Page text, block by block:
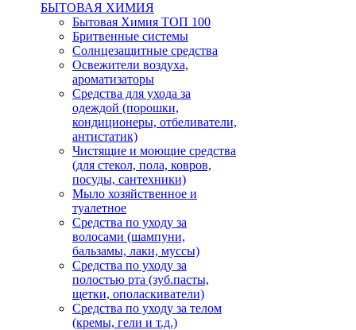
БЫТОВАЯ ХИМИЯ
Бытовая Химия ТОП 100
Бритвенные системы
Солнцезащитные средства
Освежители воздуха,
ароматизаторы
Средства для ухода за
одеждой (порошки,
кондиционеры, отбеливатели,
антистатик)
Чистящие и моющие средства
(для стекол, пола, ковров,
посуды, сантехники)
Мыло хозяйственное и
туалетное
Средства по уходу за
волосами (шампуни,
бальзамы, лаки, муссы)
Средства по уходу за
полостью рта (зуб.пасты,
щетки, ополаскиватели)
Средства по уходу за телом
(кремы, гели и т.д.)